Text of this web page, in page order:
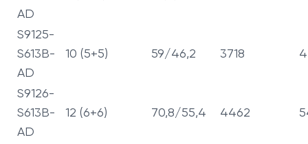
AD
S9125-
S613B-
AD
10 (5+5) 59/46,2 3718
S9126-
S613B-
AD
12 (6+6) 70,8/55,4 4462